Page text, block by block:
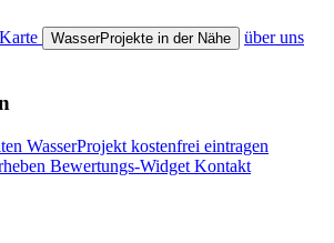
WasserProjekte in der Nähe
über uns
WasserProjekt kostenfrei eintragen
Bewertungs-Widget Kontakt